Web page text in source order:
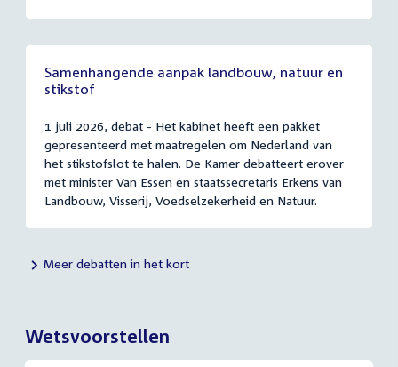
Samenhangende aanpak landbouw, natuur en
stikstof
1 juli 2026, debat - Het kabinet heeft een pakket
gepresenteerd met maatregelen om Nederland van
het stikstofslot te halen. De Kamer debatteert erover
met minister Van Essen en staatssecretaris Erkens van
Landbouw, Visserij, Voedselzekerheid en Natuur.
Meer debatten in het kort
Wetsvoorstellen